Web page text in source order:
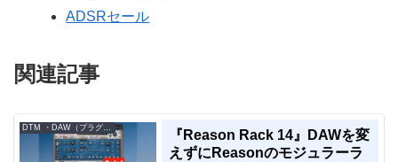
ADSRセール
関連記事
DTM ・DAW（プラグイン、シンセなど）のセール情報
『Reason Rack 14』DAWを変
えずにReasonのモジュラーラ